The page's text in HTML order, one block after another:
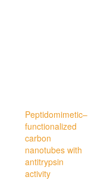
Peptidomimetic–
functionalized
carbon
nanotubes with
antitrypsin
activity